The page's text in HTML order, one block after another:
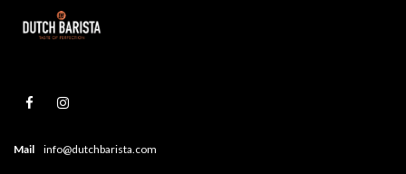
Mail info@dutchbarista.com